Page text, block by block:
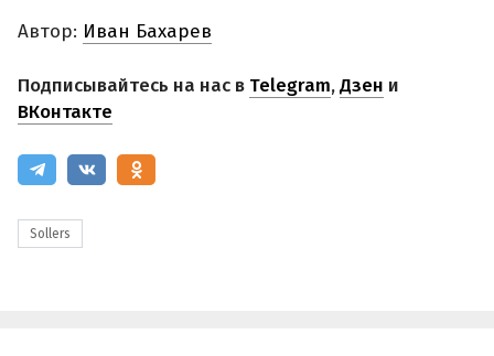
Автор: Иван Бахарев
Подписывайтесь на нас в Telegram,Дзен и
ВКонтакте
Sollers